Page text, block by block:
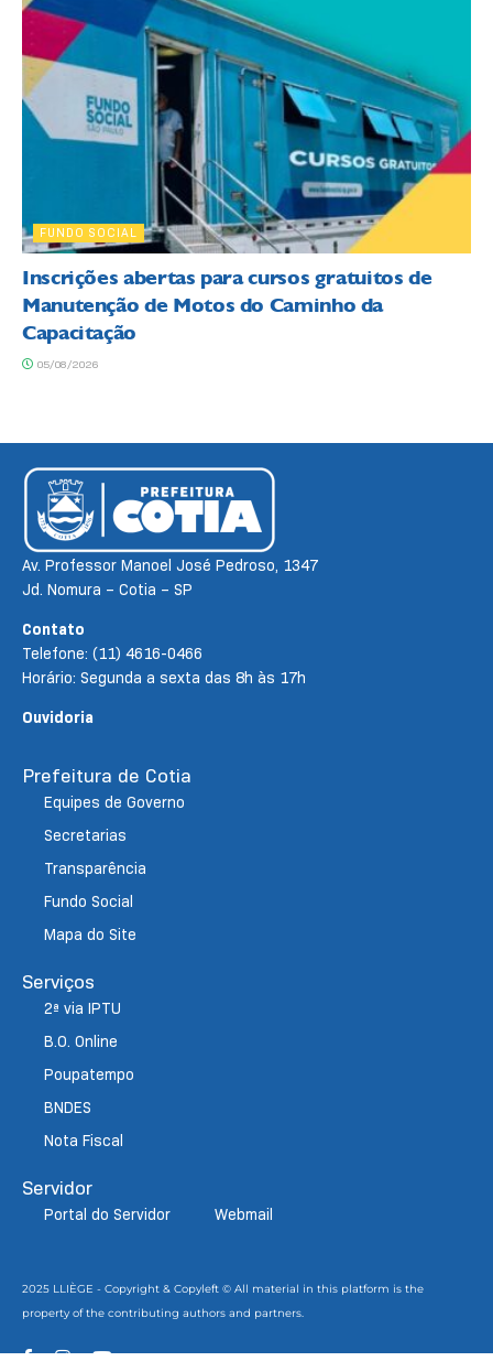
FUNDO SOCIAL
Inscrições abertas para cursos gratuitos de
Manutenção de Motos do Caminho da
Capacitação
05/08/2026
Av. Professor Manoel José Pedroso, 1347
Jd. Nomura – Cotia – SP
Contato
Telefone: (11) 4616-0466
Horário: Segunda a sexta das 8h às 17h
Ouvidoria
Prefeitura de Cotia
Equipes de Governo
Secretarias
Transparência
Fundo Social
Mapa do Site
Serviços
2ª via IPTU
B.O. Online
Poupatempo
BNDES
Nota Fiscal
Servidor
Portal do Servidor Webmail
2025 LLIÈGE - Copyright & Copyleft © All material in this platform is the
property of the contributing authors and partners.